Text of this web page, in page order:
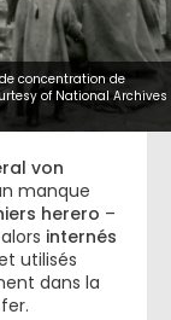
concentration de
of National Archives
von
manque
herero –
internés
utilisés
dans la